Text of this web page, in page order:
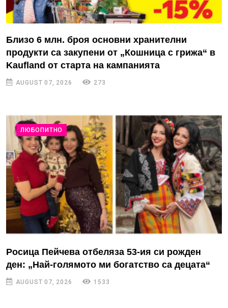
Близо 6 млн. броя основни хранителни
продукти са закупени от „Кошница с грижа“ в
Kaufland от старта на кампанията
AUGUST 07, 2026 273
ЛЮБОПИТНО
Росица Пейчева отбеляза 53-ия си рожден
ден: „Най-голямото ми богатство са децата“
AUGUST 07, 2026 1533